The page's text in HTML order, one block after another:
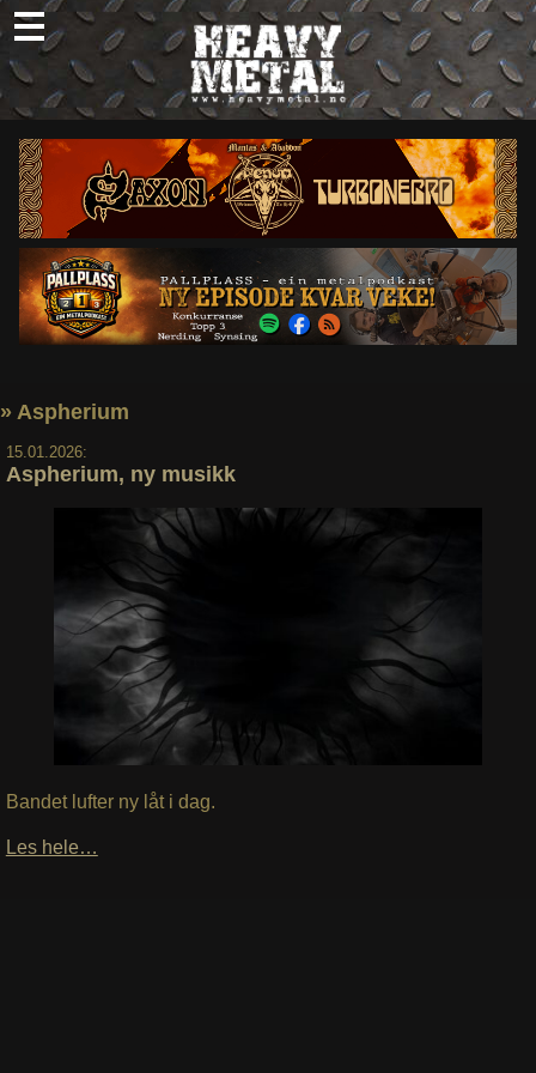
Skip
to
content
Nyheter
Omtaler
Intervjuer
Om oss
Abonner
Søk
» Aspherium
15.01.2026:
Aspherium, ny musikk
Bandet lufter ny låt i dag.
Les hele…